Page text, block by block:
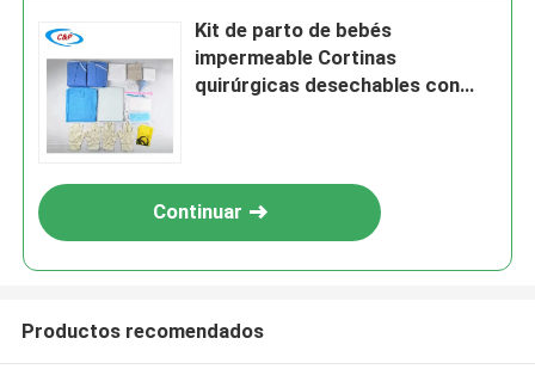
Kit de parto de bebés
impermeable Cortinas
quirúrgicas desechables con
Continuar
Productos recomendados